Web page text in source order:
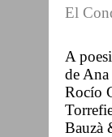
El
A
de
Rocío
Bauzà